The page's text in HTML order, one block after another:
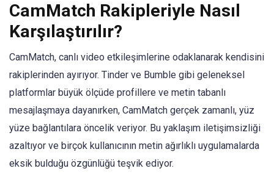
CamMatch Rakipleriyle Nasıl
Karşılaştırılır?
CamMatch, canlı video etkileşimlerine odaklanarak kendisini
rakiplerinden ayırıyor. Tinder ve Bumble gibi geleneksel
platformlar büyük ölçüde profillere ve metin tabanlı
mesajlaşmaya dayanırken, CamMatch gerçek zamanlı, yüz
yüze bağlantılara öncelik veriyor. Bu yaklaşım iletişimsizliği
azaltıyor ve birçok kullanıcının metin ağırlıklı uygulamalarda
eksik bulduğu özgünlüğü teşvik ediyor.